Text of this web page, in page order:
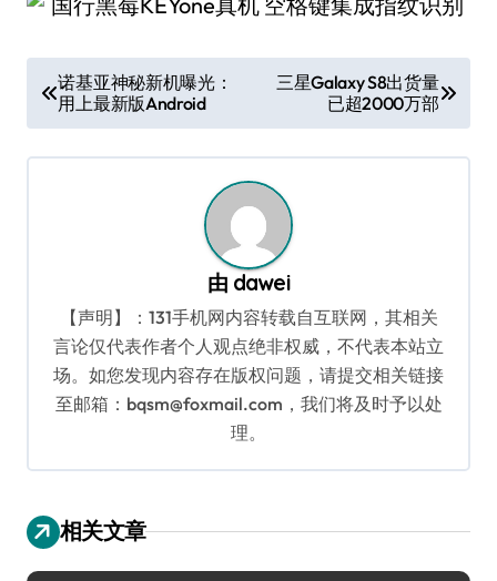
章
导
诺基亚神秘新机曝光：
用上最新版Android
三星Galaxy S8出货量
已超2000万部
由 dawei
【声明】：131手机网内容转载自互联网，其相关
言论仅代表作者个人观点绝非权威，不代表本站立
场。如您发现内容存在版权问题，请提交相关链接
至邮箱：bqsm@foxmail.com，我们将及时予以处
理。
相关文章